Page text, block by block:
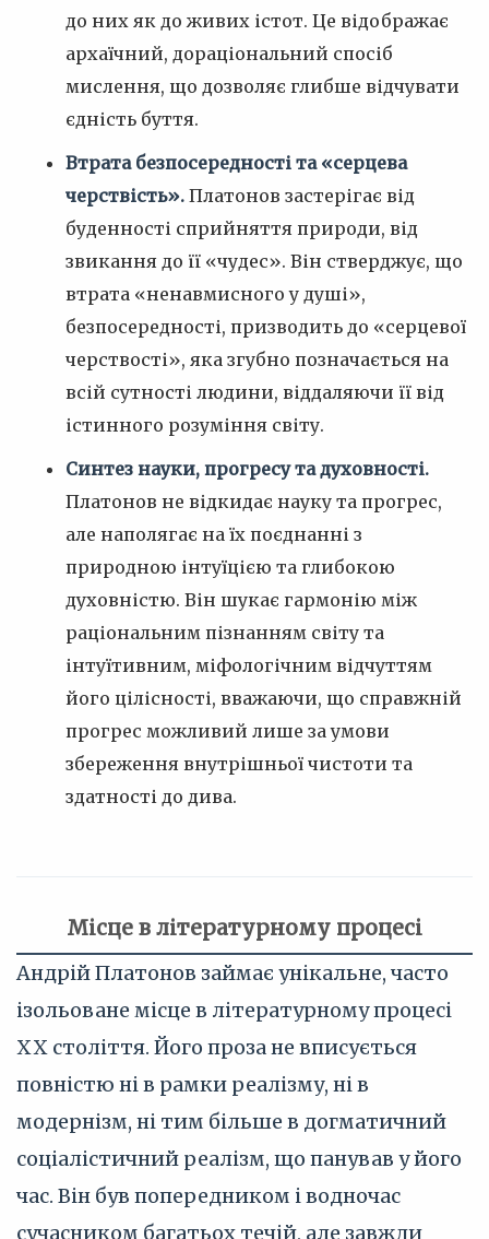
до них як до живих істот. Це відображає
архаїчний, дораціональний спосіб
мислення, що дозволяє глибше відчувати
єдність буття.
Втрата безпосередності та «серцева
черствість». Платонов застерігає від
буденності сприйняття природи, від
звикання до її «чудес». Він стверджує, що
втрата «ненавмисного у душі»,
безпосередності, призводить до «серцевої
черствості», яка згубно позначається на
всій сутності людини, віддаляючи її від
істинного розуміння світу.
Синтез науки, прогресу та духовності.
Платонов не відкидає науку та прогрес,
але наполягає на їх поєднанні з
природною інтуїцією та глибокою
духовністю. Він шукає гармонію між
раціональним пізнанням світу та
інтуїтивним, міфологічним відчуттям
його цілісності, вважаючи, що справжній
прогрес можливий лише за умови
збереження внутрішньої чистоти та
здатності до дива.
Місце в літературному процесі
Андрій Платонов займає унікальне, часто
ізольоване місце в літературному процесі
XX століття. Його проза не вписується
повністю ні в рамки реалізму, ні в
модернізм, ні тим більше в догматичний
соціалістичний реалізм, що панував у його
час. Він був попередником і водночас
сучасником багатьох течій, але завжди